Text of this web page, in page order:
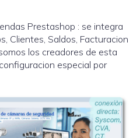
Prestashop : se integra
Clientes, Saldos, Facturacion
los creadores de esta
especial por